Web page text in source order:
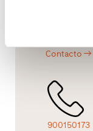
Contacto
900150173